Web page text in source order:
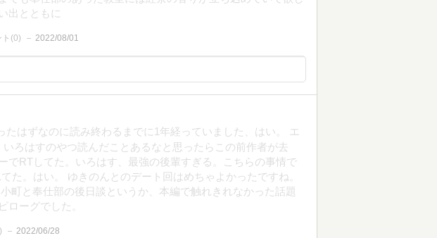
出とともに
ト(0) 2022/08/01
たはずなのに読み終わるまでに1年経っていました、はい。 エ
ろはすのやつ読んだことあるなと思ったらこの前作者が去
RTしてた。いろはす、最強の後輩すぎる。こちらの事情で
た。はい。 ゆきのんとのデート回はめちゃよかったですね。
町と奉仕部の後日談というか、本編で触れきれなかった話題
ローグでした。
) 2022/06/28